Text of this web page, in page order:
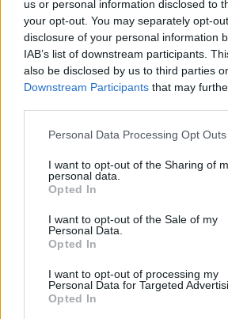
us or personal information disclosed to
your opt-out. You may separately opt-
disclosure of your personal information
IAB’s list of downstream participants.
also be disclosed by us to third parties
Downstream Participants that may
Please note that this website/app uses
not limited to your visit or usage
grant or deny consent to Google and its
use your data for below specified
consent section.
Personal Data Processing Opt Outs
I want to opt-out of the Sharing of
personal data.
Opted In
I want to opt-out of the Sale of my
Personal Data.
Opted In
I want to opt-out of processing my
Personal Data for Targeted
Opted In
Heisenberg – Benedek
Ullmann Mónika
Hatszín Teátrumban
szinhaz szerk.• 2018. január 04.
Szabó Máté rendezésében,
Benedek Miklós szereplésével